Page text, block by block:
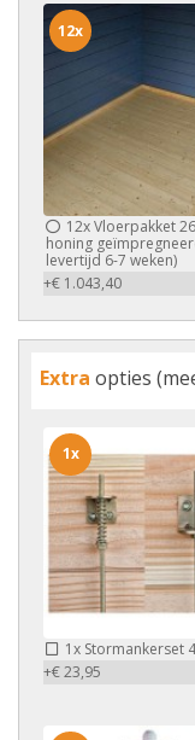
12xVloerpakket
honing
levertijd 6-7 weken)
+€ 1.043,40
12x
Extra opties
1x Stormankerset
+€ 23,95
1x